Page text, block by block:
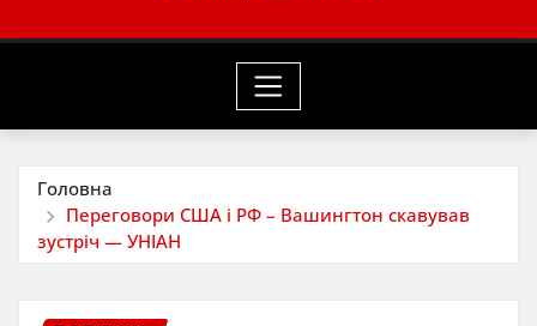
Головна
Переговори США і РФ – Вашингтон скавував
зустріч — УНІАН